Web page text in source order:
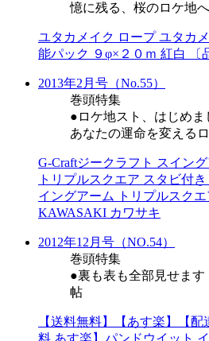
憶に残る、桜のロケ地へ
ユタカメイク ロープ ユタカ
能パック ９φ×２０ｍ 紅白 〔
2013年2月号（No.55）
巻頭特集
●ロケ地スト、はじめま
あなたの運命を変える
G-Craftジークラフト スイン
トリプルスクエア スタビ付
イングアーム トリプルスク
KAWASAKI カワサキ
2012年12月号（NO.54）
巻頭特集
●裏も表も全部見せま
帖
【送料無料】【あす楽】【
料 あす楽】パンドウイット